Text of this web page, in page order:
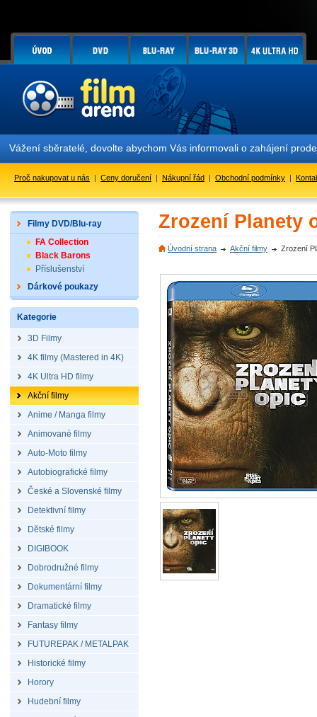
Vážení sběratelé, dovolte abychom Vás informovali o zahájení
Proč nakupovat u nás | Ceny doručení | Nákupní řád | Obchodní podmínky |
Filmy DVD/Blu-ray
FA Collection
Black Barons
Příslušenství
Dárkové poukazy
Kategorie
3D Filmy
4K filmy (Mastered in 4K)
4K Ultra HD filmy
Akční filmy
Anime / Manga filmy
Animované filmy
Auto-Moto filmy
Autobiografické filmy
České a Slovenské filmy
Detektivní filmy
Dětské filmy
DIGIBOOK
Dobrodružné filmy
Dokumentární filmy
Dramatické filmy
Fantasy filmy
FUTUREPAK / METALPAK
Historické filmy
Horory
Hudební filmy
Zrození Planety
Úvodní strana Akční filmy Zrození